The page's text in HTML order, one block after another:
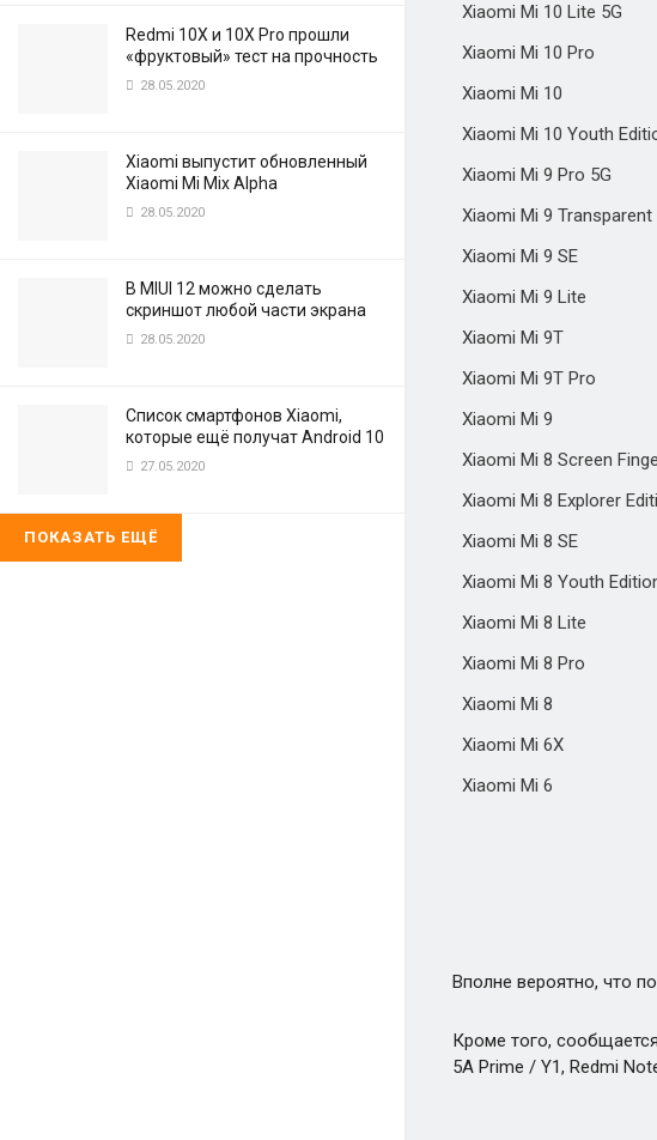
Redmi 10X и 10X Pro прошли
«фруктовый» тест на прочность
28.05.2020
Xiaomi выпустит обновленный
Xiaomi Mi Mix Alpha
28.05.2020
В MIUI 12 можно сделать
скриншот любой части экрана
28.05.2020
Список смартфонов Xiaomi,
которые ещё получат Android 10
27.05.2020
ПОКАЗАТЬ ЕЩЁ
Xiaomi Mi 10 Lite 5G
Xiaomi Mi 10 Pro
Xiaomi Mi 10
Xiaomi Mi 10 Youth
Xiaomi Mi 9 Pro 5G
Xiaomi Mi 9 Transparent
Xiaomi Mi 9 SE
Xiaomi Mi 9 Lite
Xiaomi Mi 9T
Xiaomi Mi 9T Pro
Xiaomi Mi 9
Xiaomi Mi 8 Screen
Xiaomi Mi 8 Explorer
Xiaomi Mi 8 SE
Xiaomi Mi 8 Youth
Xiaomi Mi 8 Lite
Xiaomi Mi 8 Pro
Xiaomi Mi 8
Xiaomi Mi 6X
Xiaomi Mi 6
Вполне вероятно, что
Кроме того,
5A Prime / Y1, Redmi